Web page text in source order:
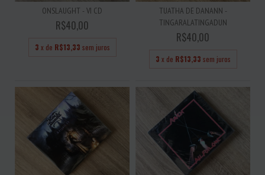
ONSLAUGHT - VI CD
R$40,00
3 x de R$13,33 sem juros
TUATHA DE DANANN -
TINGARALATINGADUN
R$40,00
3 x de R$13,33 sem juros